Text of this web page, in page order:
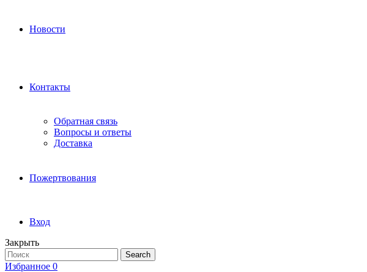
Новости
Контакты
Обратная связь
Вопросы и ответы
Доставка
Пожертвования
Вход
Закрыть
Search
for:
Search
Избранное 0